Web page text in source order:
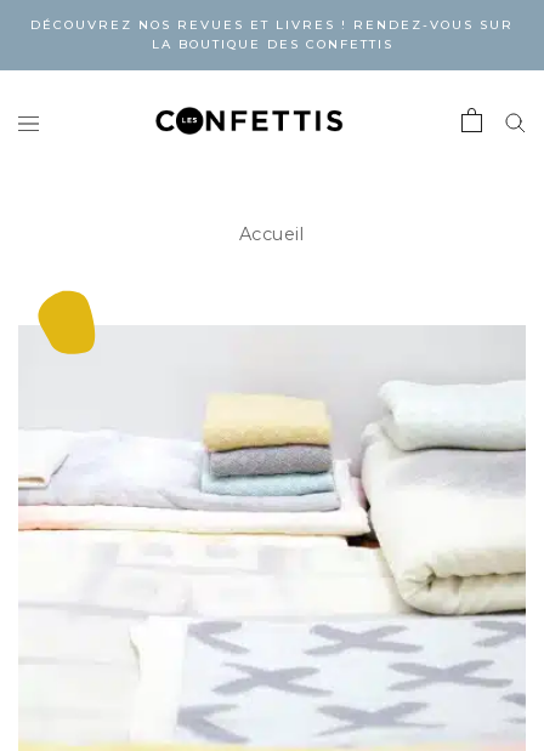
DÉCOUVREZ NOS REVUES ET LIVRES ! RENDEZ-VOUS SUR
LA BOUTIQUE DES CONFETTIS
Accueil